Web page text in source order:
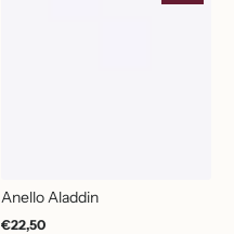
Anello Aladdin
€22,50